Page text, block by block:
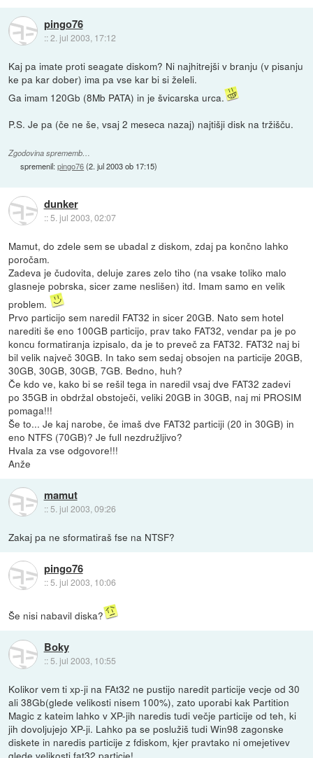
pingo76
::2. jul 2003, 17:12
Kaj pa imate proti seagate diskom? Ni najhitrejši v branju (v pisanju
ke pa kar dober) ima pa vse kar bi si želeli.
Ga imam 120Gb (8Mb PATA) in je švicarska urca.
P.S. Je pa (če ne še, vsaj 2 meseca nazaj) najtišji disk na tržišču.
Zgodovina sprememb…
spremenil:pingo76(2. jul 2003 ob 17:15)
dunker
::5. jul 2003, 02:07
Mamut, do zdele sem se ubadal z diskom, zdaj pa končno lahko
poročam.
Zadeva je čudovita, deluje zares zelo tiho (na vsake toliko malo
glasneje pobrska, sicer zame neslišen) itd. Imam samo en velik
problem.
Prvo particijo sem naredil FAT32 in sicer 20GB. Nato sem hotel
narediti še eno 100GB particijo, prav tako FAT32, vendar pa je po
koncu formatiranja izpisalo, da je to preveč za FAT32. FAT32 naj bi
bil velik največ 30GB. In tako sem sedaj obsojen na particije 20GB,
30GB, 30GB, 30GB, 7GB. Bedno, huh?
Če kdo ve, kako bi se rešil tega in naredil vsaj dve FAT32 zadevi
po 35GB in obdržal obstoječi, veliki 20GB in 30GB, naj mi PROSIM
pomaga!!!
Še to... Je kaj narobe, če imaš dve FAT32 particiji (20 in 30GB) in
eno NTFS (70GB)? Je full nezdružljivo?
Hvala za vse odgovore!!!
Anže
mamut
:: 5. jul 2003, 09:26
Zakaj pa ne sformatiraš fse na NTSF?
pingo76
::5. jul 2003, 10:06
Še nisi nabavil diska?
Boky
:: 5. jul 2003, 10:55
Kolikor vem ti xp-ji na FAt32 ne pustijo naredit particije vecje od 30
ali 38Gb(glede velikosti nisem 100%), zato uporabi kak Partition
Magic z kateim lahko v XP-jih naredis tudi večje particije od teh, ki
jih dovoljujejo XP-ji. Lahko pa se poslužiš tudi Win98 zagonske
diskete in naredis particije z fdiskom, kjer pravtako ni omejetivev
glede velikosti fat32 particje!